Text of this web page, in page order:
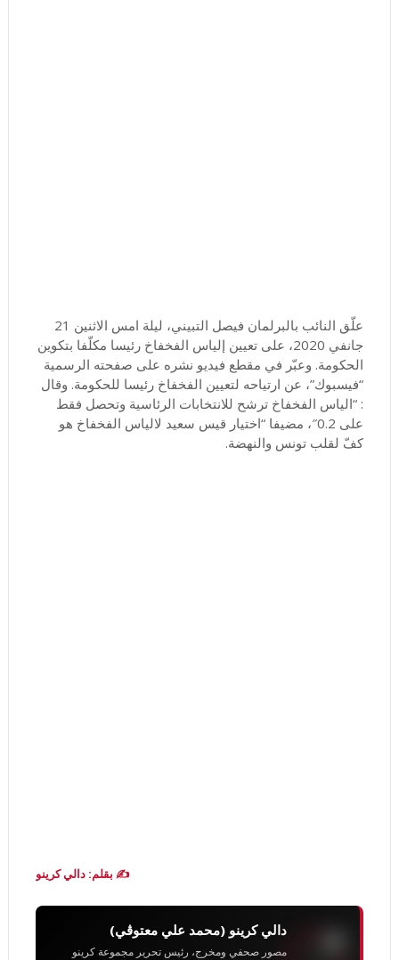
علّق النائب بالبرلمان فيصل التبيني، ليلة امس الاثنين 21
جانفي 2020، على تعيين إلياس الفخفاخ رئيسا مكلّفا بتكوين
الحكومة. وعبّر في مقطع فيديو نشره على صفحته الرسمية
“فيسبوك”، عن ارتياحه لتعيين الفخفاخ رئيسا للحكومة. وقال
: “الياس الفخفاخ ترشح للانتخابات الرئاسية وتحصل فقط
على 0.2″، مضيفا “اختيار قيس سعيد لالياس الفخفاخ هو
كفّ لقلب تونس والنهضة.
✍️ بقلم: دالي كرينو
دالي كرينو (محمد علي معتوڨي)
مصور صحفي ومخرج، رئيس تحرير مجموعة كرينو